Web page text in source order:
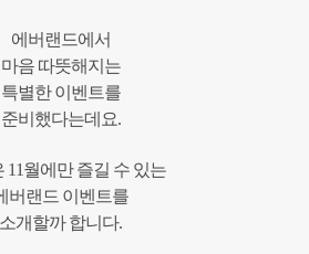
에버랜드에서
마음 따뜻해지는
특별한 이벤트를
준비했다는데요.
11월에만 즐길 수 있는
버랜드 이벤트를
소개할까 합니다.